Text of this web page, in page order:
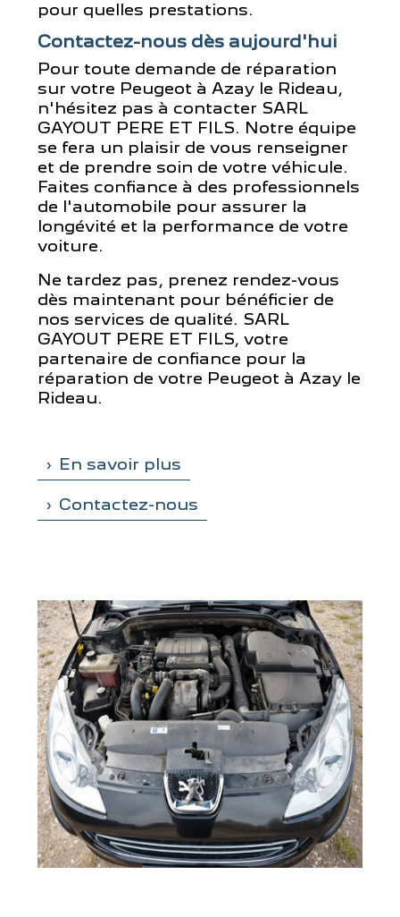
pour quelles prestations.
Contactez-nous dès aujourd'hui
Pour toute demande de réparation
sur votre Peugeot à Azay le Rideau,
n'hésitez pas à contacter SARL
GAYOUT PERE ET FILS. Notre équipe
se fera un plaisir de vous renseigner
et de prendre soin de votre véhicule.
Faites confiance à des professionnels
de l'automobile pour assurer la
longévité et la performance de votre
voiture.
Ne tardez pas, prenez rendez-vous
dès maintenant pour bénéficier de
nos services de qualité. SARL
GAYOUT PERE ET FILS, votre
partenaire de confiance pour la
réparation de votre Peugeot à Azay le
Rideau.
En savoir plus
Contactez-nous